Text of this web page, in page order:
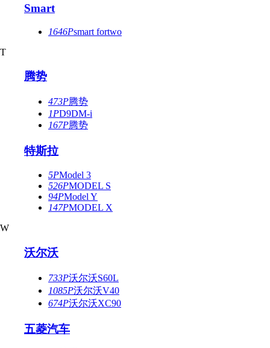
Smart
1646Psmart fortwo
T
腾势
473P腾势
1PD9DM-i
167P腾势
特斯拉
5PModel 3
526PMODEL S
94PModel Y
147PMODEL X
W
沃尔沃
733P沃尔沃S60L
1085P沃尔沃V40
674P沃尔沃XC90
五菱汽车